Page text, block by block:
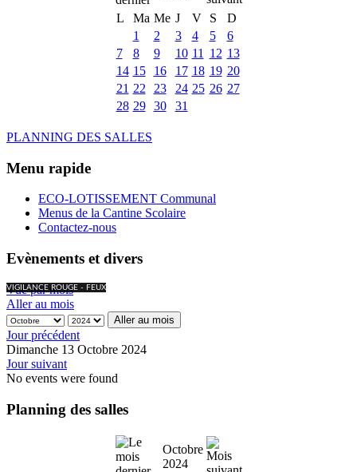
L
Ma Me J V S
D
1
2 3 4 5
6
7
8 9 10 11 12 13
14 15 16 17 18 19 20
21 22 23 24 25 26 27
28 29 30 31
PLANNING DES SALLES
Menu rapide
ECO-LOTISSEMENT Communal
Menus de la Cantine Scolaire
Contactez-nous
Evènements et divers
VIGILANCE ROUGE - FEUX
Vue par mois
Aller au mois
Aller au mois
Jour précédent
Dimanche 13 Octobre 2024
Jour suivant
No events were found
Planning des salles
Octobre
2024